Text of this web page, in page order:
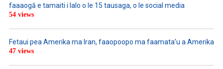
faaaogā e tamaiti i lalo o le 15 tausaga, o le social media
54 views
Fetaui pea Amerika ma Iran, faaopoopo ma faamata’u a Amerika
47 views